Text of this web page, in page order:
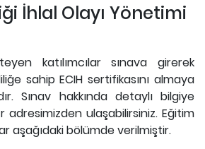
İhlal Olayı Yönetimi
katılımcılar sınava girerek
sahip ECIH sertifikasını almaya
Sınav hakkında detaylı bilgiye
ulaşabilirsiniz. Eğitim
aşağıdaki bölümde verilmiştir.